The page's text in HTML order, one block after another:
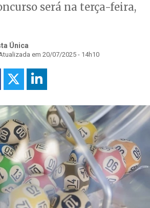
será na terça-feira,
Única
em 20/07/2025 - 14h10